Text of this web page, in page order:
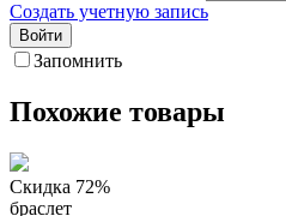
Создать учетную запись
Войти
Запомнить
Похожие товары
Скидка 72%
браслет